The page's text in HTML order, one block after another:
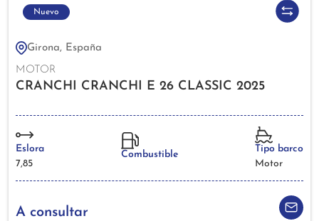
Nuevo
Girona, España
MOTOR
CRANCHI CRANCHI E 26 CLASSIC 2025
Eslora
7,85
Combustible
Tipo barco
Motor
A consultar